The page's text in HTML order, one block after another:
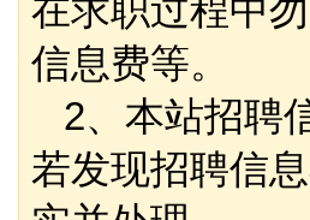
在求职过程中
信息费等。
2、本站招聘
若发现招聘信